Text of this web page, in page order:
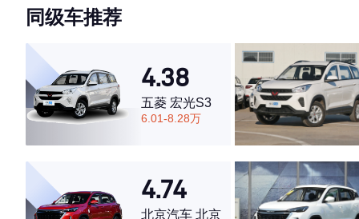
·外观表现较为优秀，优于50%同级车
·空间表现一般，低于63%同级车
同级车推荐
4.38
五菱 宏光S3
6.01-8.28万
4.74
北京汽车 北京